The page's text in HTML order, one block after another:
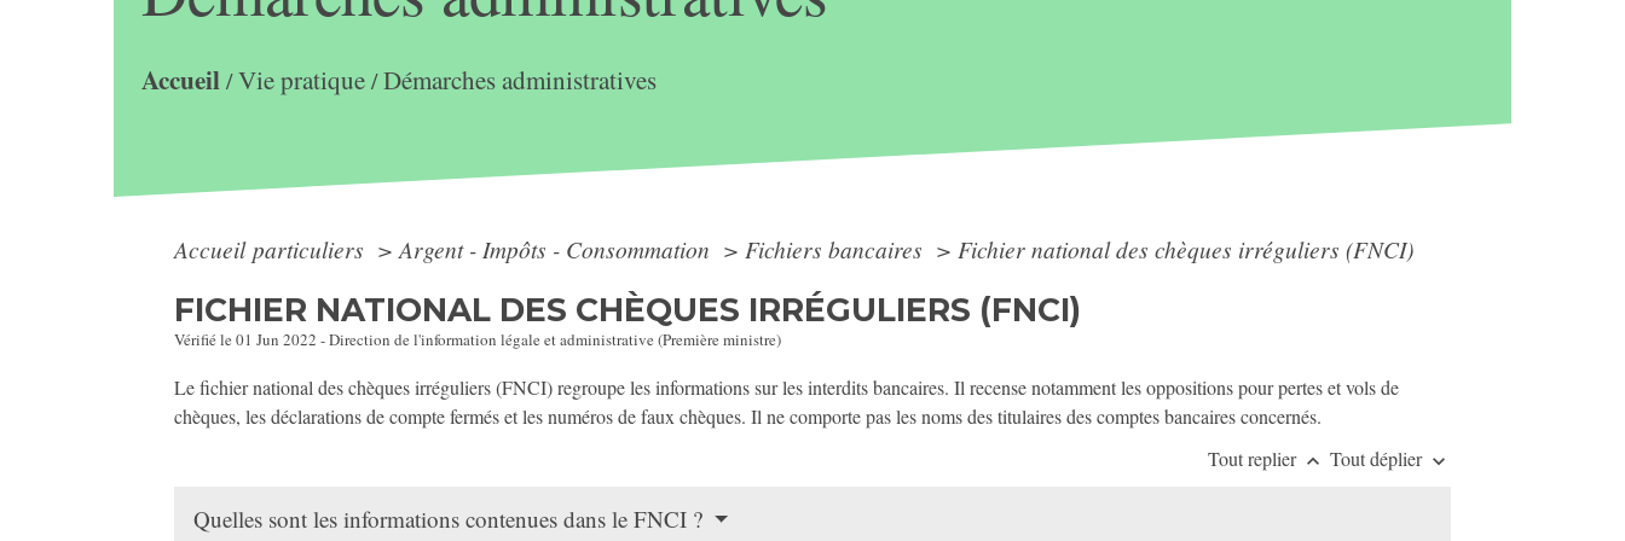
Accueil/Vie pratique/Démarches administratives
Accueil particuliers > Argent - Impôts - Consommation > Fichiers bancaires > Fichier national des chèques irréguliers (FNCI)
FICHIER NATIONAL DES CHÈQUES IRRÉGULIERS (FNCI)
Vérifié le 01 Jun 2022 - Direction de l'information légale et administrative (Première ministre)
Le fichier national des chèques irréguliers (FNCI) regroupe les informations sur les interdits bancaires. Il recense notamment les oppositions pour pertes et vols de
chèques, les déclarations de compte fermés et les numéros de faux chèques. Il ne comporte pas les noms des titulaires des comptes bancaires concernés.
Tout replier keyboard_arrow_up Tout déplier keyboard_arrow_down
Quelles sont les informations contenues dans le FNCI ?